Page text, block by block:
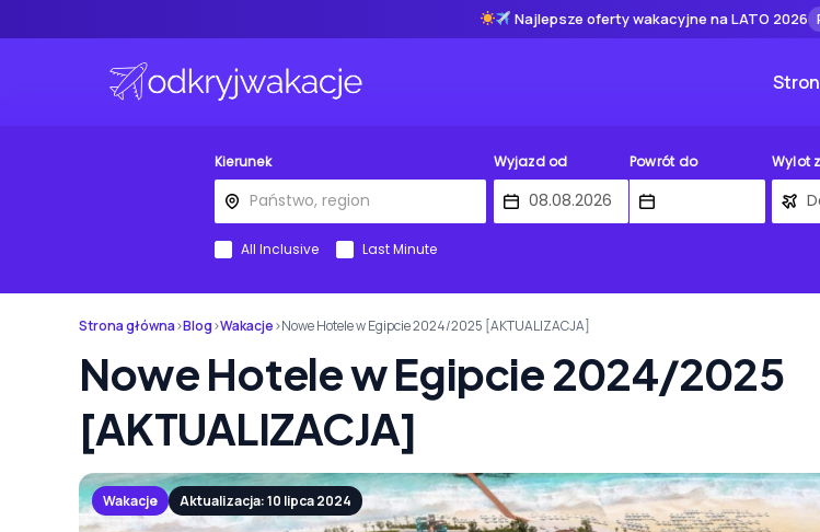
Najlepsze oferty wakacyjne na LATO 2026
Kierunek Wyjazd od Powrót do Wylot z
All Inclusive Last Minute
Strona główna›Blog›Wakacje›Nowe Hotele w Egipcie 2024/2025 [AKTUALIZACJA]
Nowe Hotele w Egipcie 2024/2025
[AKTUALIZACJA]
Wakacje Aktualizacja: 10 lipca 2024